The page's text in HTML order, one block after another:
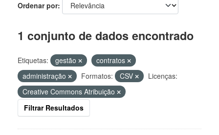
Ordenar por
1 conjunto de dados encontrado
Etiquetas: gestão
contratos
administração
Formatos: CSV
Licenças:
Creative Commons Atribuição
Filtrar Resultados